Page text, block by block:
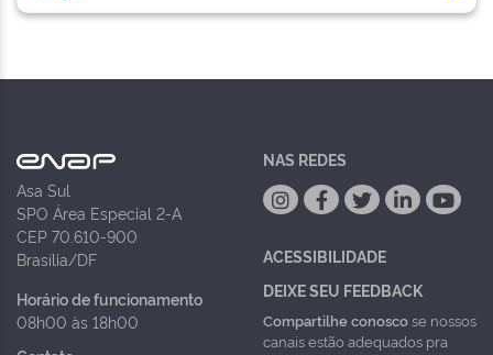
Asa Sul
SPO Área Especial 2-A
CEP 70.610-900
Brasília/DF
Horário de funcionamento
08h00 às 18h00
NAS REDES
ACESSIBILIDADE
DEIXE SEU FEEDBACK
Compartilhe conoscose nossos
canais estão adequados pra